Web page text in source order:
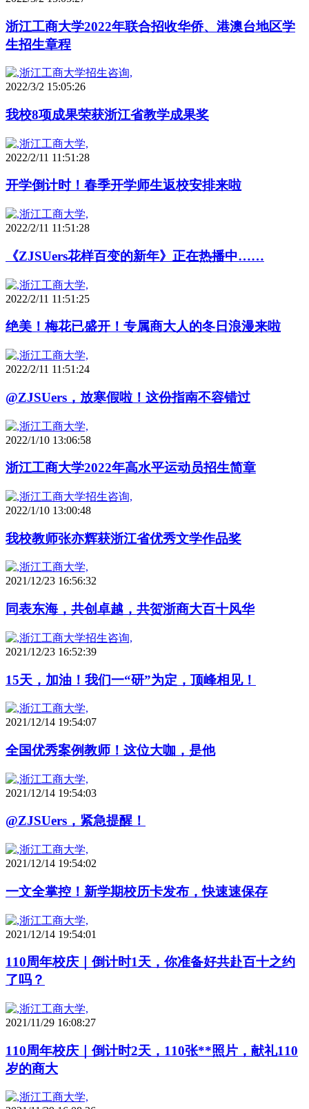
浙江工商大学2022年联合招收华侨、港澳台地区学
生招生章程
2022/3/2 15:05:26
我校8项成果荣获浙江省教学成果奖
2022/2/11 11:51:28
开学倒计时！春季开学师生返校安排来啦
2022/2/11 11:51:28
《ZJSUers花样百变的新年》正在热播中……
2022/2/11 11:51:25
绝美！梅花已盛开！专属商大人的冬日浪漫来啦
2022/2/11 11:51:24
@ZJSUers，放寒假啦！这份指南不容错过
2022/1/10 13:06:58
浙江工商大学2022年高水平运动员招生简章
2022/1/10 13:00:48
我校教师张亦辉获浙江省优秀文学作品奖
2021/12/23 16:56:32
同表东海，共创卓越，共贺浙商大百十风华
2021/12/23 16:52:39
15天，加油！我们一“研”为定，顶峰相见！
2021/12/14 19:54:07
全国优秀案例教师！这位大咖，是他
2021/12/14 19:54:03
@ZJSUers，紧急提醒！
2021/12/14 19:54:02
一文全掌控！新学期校历卡发布，快速速保存
2021/12/14 19:54:01
110周年校庆｜倒计时1天，你准备好共赴百十之约
了吗？
2021/11/29 16:08:27
110周年校庆｜倒计时2天，110张**照片，献礼110
岁的商大